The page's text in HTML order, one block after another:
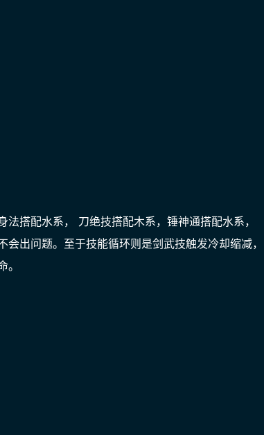
法搭配水系， 刀绝技搭配木系，锤神通搭配水系，
出问题。至于技能循环则是剑武技触发冷却缩减，